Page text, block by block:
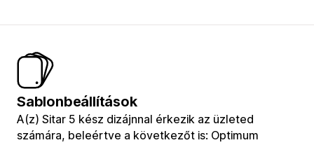
Sablonbeállítások
A(z) Sitar 5 kész dizájnnal érkezik az üzleted
számára, beleértve a következőt is: Optimum